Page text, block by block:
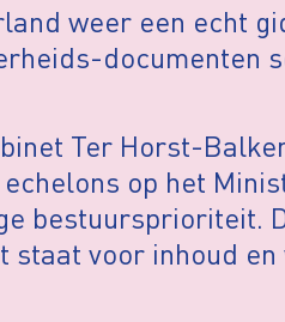
weer een echt
documenten
Ter Horst-
op het
bestuursprioriteit.
staat voor inhoud